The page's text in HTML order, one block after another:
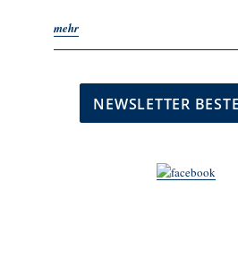
mehr